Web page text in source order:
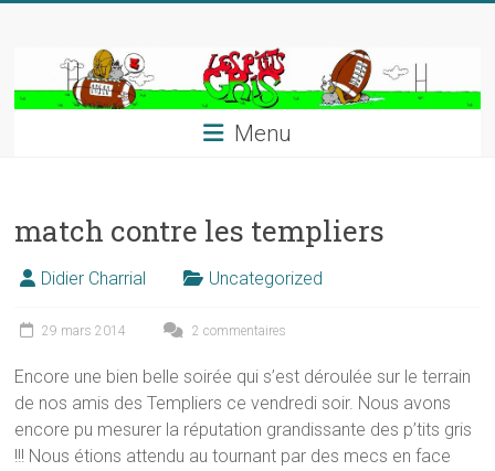
Menu
match contre les templiers
Didier Charrial Uncategorized
29 mars 2014 2 commentaires
Encore une bien belle soirée qui s’est déroulée sur le terrain
de nos amis des Templiers ce vendredi soir. Nous avons
encore pu mesurer la réputation grandissante des p’tits gris
!!! Nous étions attendu au tournant par des mecs en face